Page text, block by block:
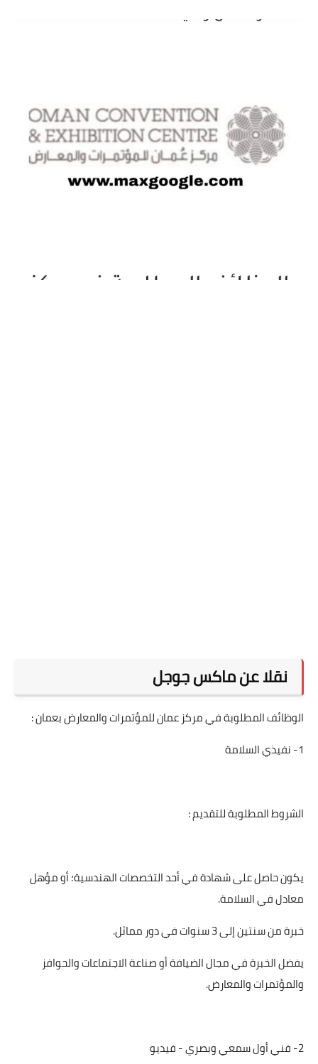
نقلا عن ماكس جوجل
الوظائف المطلوبة في مركز عمان للمؤتمرات والمعارض بعمان :
1- نفيذي السلامة
الشروط المطلوبة للتقديم :
يكون حاصل على شهادة في أحد التخصصات الهندسية؛ أو مؤهل
معادل في السلامة.
خبرة من سنتين إلى 3 سنوات في دور مماثل.
يفضل الخبرة في مجال الضيافة أو صناعة الاجتماعات والحوافز
والمؤتمرات والمعارض.
2- فني أول سمعي وبصري - فيديو